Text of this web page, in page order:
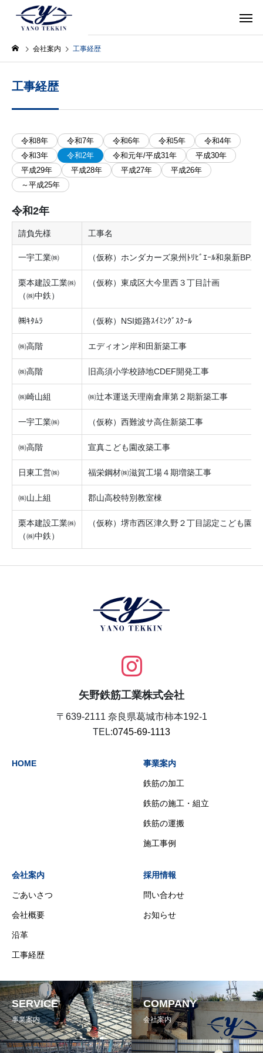
会社案内 工事経歴
工事経歴
令和8年 令和7年 令和6年 令和5年
令和4年
令和3年
令和2年 令和元年/平成31年
平成30年
平成29年
平成28年 平成27年
平成26年
～平成25年
令和2年
請負先様 工事名
一宇工業㈱ （仮称）ホンダカーズ泉州ﾄﾘﾋﾞｴｰﾙ和泉新BP工
栗本建設工業㈱
（㈱中鉄）
（仮称）東成区大今里西３丁目計画
㈱ｷﾀﾑﾗ （仮称）NSI姫路ｽｲﾐﾝｸﾞｽｸｰﾙ
㈱高階 エディオン岸和田新築工事
㈱高階 旧高須小学校跡地CDEF開発工事
㈱崎山組 ㈱辻本運送天理南倉庫第２期新築工事
一宇工業㈱ （仮称）西難波サ高住新築工事
㈱高階 宣真こども園改築工事
日東工営㈱ 福栄鋼材㈱滋賀工場４期増築工事
㈱山上組 郡山高校特別教室棟
栗本建設工業㈱
（㈱中鉄）
（仮称）堺市西区津久野２丁目認定こども園
矢野鉄筋工業株式会社
〒639-2111 奈良県葛城市柿本192-1
TEL:0745-69-1113
HOME 事業案内
鉄筋の加工
鉄筋の施工・組立
鉄筋の運搬
施工事例
会社案内
ごあいさつ
会社概要
沿革
工事経歴
採用情報
問い合わせ
お知らせ
SERVICE
事業案内
COMPANY
会社案内